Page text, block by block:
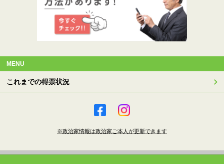
MENU
これまでの得票状況
※政治家情報は政治家ご本人が更新できます